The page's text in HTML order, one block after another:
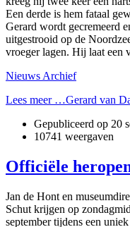
Een derde is hem fataal
Gerard wordt gecremeerd
uitgestrooid op de
vroeger lagen. Hij laat een
Nieuws Archief
Lees meer …Gerard van
Gepubliceerd op 20
10741 weergaven
Officiële
Jan de Hont en
Schut krijgen op
september tijdens een uniek